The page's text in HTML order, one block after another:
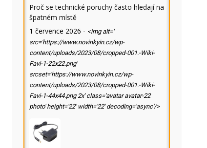
Proč se technické poruchy často hledají na
špatném místě
1 července 2026 - <img alt=''
src='https://www.novinkyin.cz/wp-
content/uploads/2023/08/cropped-001.-Wiki-
Favi-1-22x22.png'
srcset='https://www.novinkyin.cz/wp-
content/uploads/2023/08/cropped-001.-Wiki-
Favi-1-44x44.png 2x' class='avatar avatar-22
photo' height='22' width='22' decoding='async'/>